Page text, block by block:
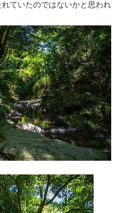
ていたのではないかと思われ